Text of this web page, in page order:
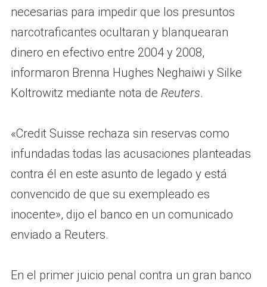
necesarias para impedir que los presuntos
narcotraficantes ocultaran y blanquearan
dinero en efectivo entre 2004 y 2008,
informaron Brenna Hughes Neghaiwi y Silke
Koltrowitz mediante nota de Reuters.
«Credit Suisse rechaza sin reservas como
infundadas todas las acusaciones planteadas
contra él en este asunto de legado y está
convencido de que su exempleado es
inocente», dijo el banco en un comunicado
enviado a Reuters.
En el primer juicio penal contra un gran banco